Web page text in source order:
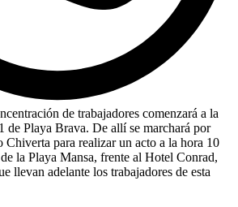
de trabajadores comenzará a la
de Playa Brava. De allí se marchará por
para realizar un acto a la hora 10
la Playa Mansa, frente al Hotel Conrad,
llevan adelante los trabajadores de esta